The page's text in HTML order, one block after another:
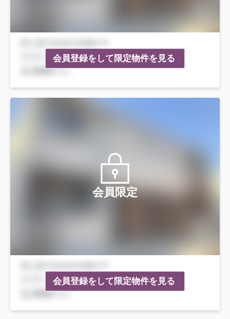
会員登録をして限定物件を見る
会員限定
会員登録をして限定物件を見る